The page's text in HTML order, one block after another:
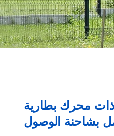
ذات محرك بطارية
بشاحنة الوصول